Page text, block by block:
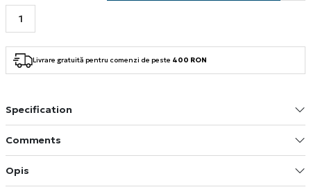
Livrare gratuită pentru comenzi de peste 400 RON
Specification
Comments
Opis